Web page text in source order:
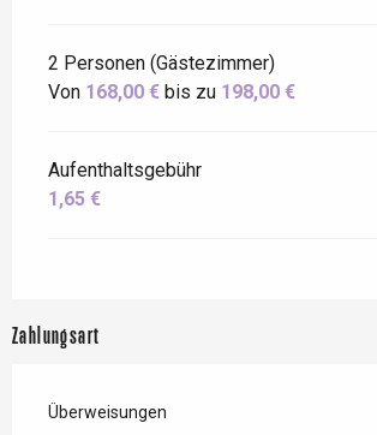
2 Personen (Gästezimmer)
Von 168,00 € bis zu 198,00 €
Aufenthaltsgebühr
1,65 €
Zahlungsart
Überweisungen